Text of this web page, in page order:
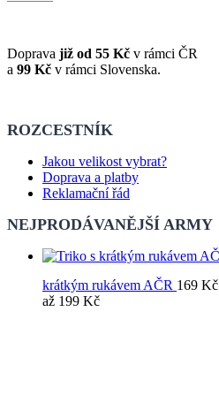
Doprava již od 55 Kč v rámci ČR
a 99 Kč v rámci Slovenska.
ROZCESTNÍK
Jakou velikost vybrat?
Doprava a platby
Reklamační řád
NEJPRODÁVANĚJŠÍ ARMY
krátkým rukávem AČR 169 Kč
až 199 Kč